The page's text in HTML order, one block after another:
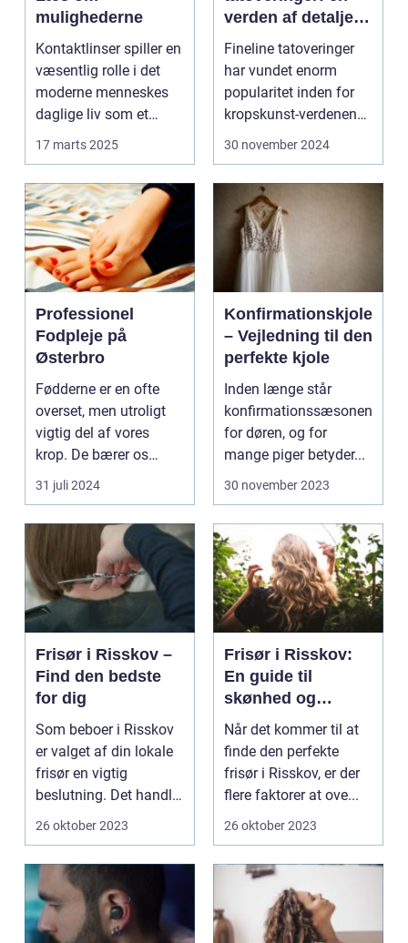
mulighederne
Kontaktlinser spiller en
væsentlig rolle i det
moderne menneskes
daglige liv som et
praktisk a...
17 marts 2025
verden af detaljer
og elegance
Fineline tatoveringer
har vundet enorm
popularitet inden for
kropskunst-verdenen
de seneste år...
30 november 2024
Professionel
Fodpleje på
Østerbro
Fødderne er en ofte
overset, men utroligt
vigtig del af vores
krop. De bærer os
gennem ...
31 juli 2024
Konfirmationskjole
– Vejledning til den
perfekte kjole
Inden længe står
konfirmationssæsonen
for døren, og for
mange piger betyder...
30 november 2023
Frisør i Risskov –
Find den bedste
for dig
Som beboer i Risskov
er valget af din lokale
frisør en vigtig
beslutning. Det handler
om mere...
26 oktober 2023
Frisør i Risskov:
En guide til
skønhed og
velvære
Når det kommer til at
finde den perfekte
frisør i Risskov, er der
flere faktorer at ove...
26 oktober 2023